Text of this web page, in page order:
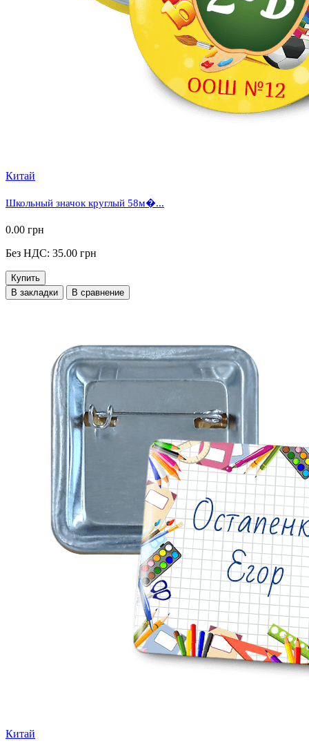
Китай
Школьный значок круглый 58м�...
0.00 грн
Без НДС: 35.00 грн
Купить
В закладки
В сравнение
Китай